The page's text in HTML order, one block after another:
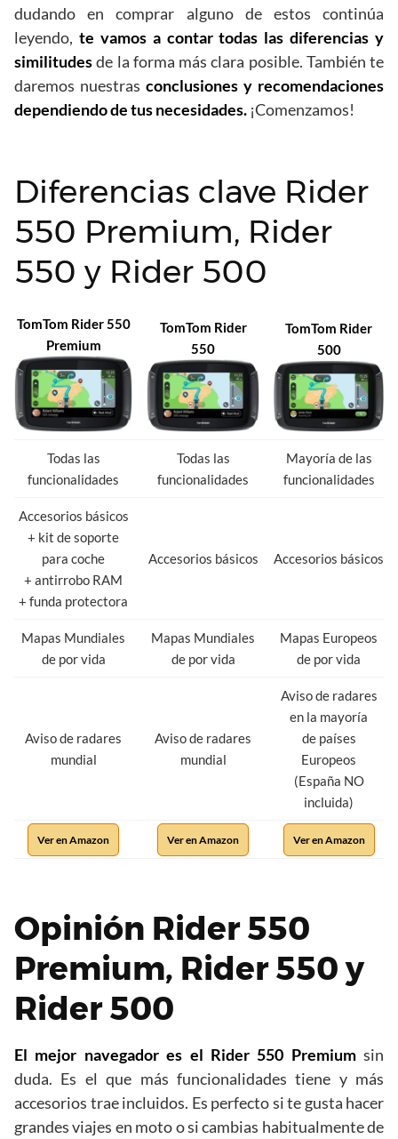
dudando en comprar alguno de estos continúa
leyendo, te vamos a contar todas las diferencias y
similitudesde la forma más clara posible. También te
daremos nuestras conclusiones y recomendaciones
dependiendo de tus necesidades. ¡Comenzamos!
Diferencias clave Rider
550 Premium, Rider
550 y Rider 500
TomTom Rider 550
Premium
TomTom Rider
550
TomTom Rider
500
Todas las
funcionalidades
Todas las
funcionalidades
Mayoría de las
funcionalidades
Accesorios básicos
+ kit de soporte
para coche
+ antirrobo RAM
+ funda protectora
Accesorios básicos Accesorios básicos
Mapas Mundiales
de por vida
Mapas Mundiales
de por vida
Mapas Europeos
de por vida
Aviso de radares
mundial
Aviso de radares
mundial
Aviso de radares
en la mayoría
de países
Europeos
(España NO
incluida)
Ver en Amazon Ver en Amazon Ver en Amazon
Opinión Rider 550
Premium, Rider 550 y
Rider 500
El mejor navegador es el Rider 550 Premiumsin
duda. Es el que más funcionalidades tiene y más
accesorios trae incluidos. Es perfecto si te gusta hacer
grandes viajes en moto o si cambias habitualmente de